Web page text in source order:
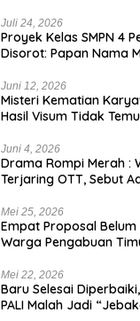
Biang Kerok
Juli 24, 2026
Proyek Kelas SMPN 4
Disorot: Papan Nama
Juni 12, 2026
Misteri Kematian
Hasil Visum Tidak
Juni 4, 2026
Drama Rompi Merah :
Terjaring OTT, Sebut
Mei 25, 2026
Empat Proposal
Warga Pengabuan
Mei 22, 2026
Baru Selesai
PALI Malah Jadi